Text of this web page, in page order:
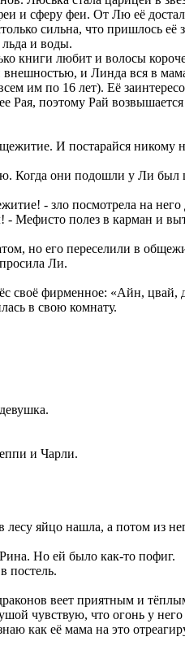
и сферу феи. От Лю её
сильна, что пришлось её
и воды.
книги любит и волосы
и Линда вся в
им по 16 лет). Её
Рая, поэтому Рай
И постарайся никому
Когда они подошли у Ли
- зло посмотрела на него
- Мефисто полез в карман и
но его переселили в
Ли.
своё фирменное: «Айн, цвай,
в свою комнату.
и Чарли.
яйцо нашла, а потом из
Но ей было как-то пофиг.
постель.
веет приятным и
чувствую, что огонь у
как её мама на это